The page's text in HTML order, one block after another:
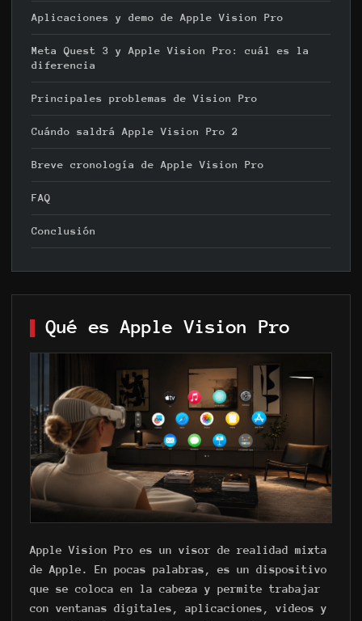
Aplicaciones y demo de Apple Vision Pro
Meta Quest 3 y Apple Vision Pro: cuál es la
diferencia
Principales problemas de Vision Pro
Cuándo saldrá Apple Vision Pro 2
Breve cronología de Apple Vision Pro
FAQ
Conclusión
Qué es Apple Vision Pro
Apple Vision Pro es un visor de realidad mixta
de Apple. En pocas palabras, es un dispositivo
que se coloca en la cabeza y permite trabajar
con ventanas digitales, aplicaciones, videos y